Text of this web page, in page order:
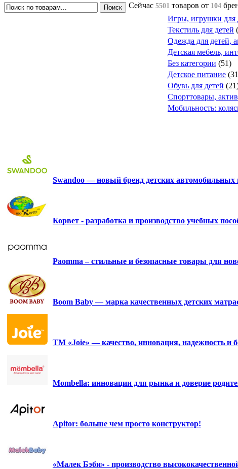
Сейчас 5501 товаров от 104
Игры, игрушки для
Текстиль для детей
Одежда для детей,
Детская мебель,
Без категории (51)
Детское питание
Обувь для детей
Спорттовары,
Мобильность:
Swandoo — новый бренд детских автомобильных
Корвет - разработка и производство учебных
Paomma – стильные и безопасные товары для
Boom Baby — марка качественных детских
ТМ «Joie» — качество, инновация, надежность и
Mombella: инновации для рынка и доверие
Apitor: больше чем просто конструктор!
«Малек Бэби» - производство